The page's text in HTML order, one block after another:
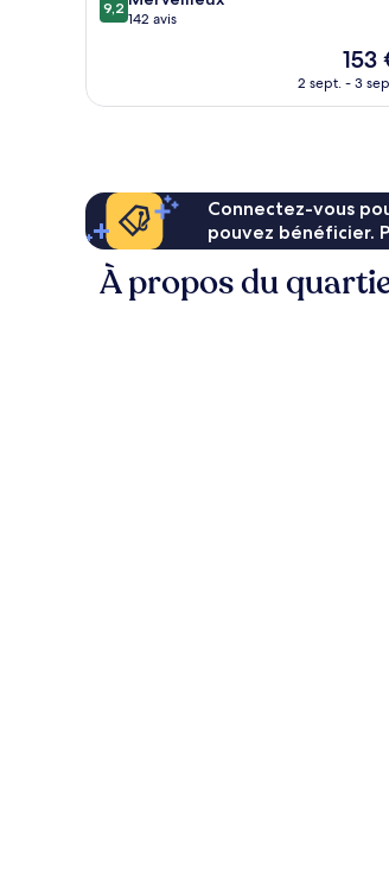
sur
9,2
142 avis
Le
153
2 sept. - 3
Connectez-vous
pouvez bénéficier.
À propos du